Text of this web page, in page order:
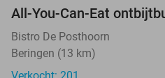
All-You-Can-Eat
Bistro De Posthoorn
Beringen (13 km)